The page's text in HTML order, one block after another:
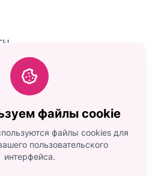
файлы cookie
файлы cookies для
пользовательского
интерфейса.